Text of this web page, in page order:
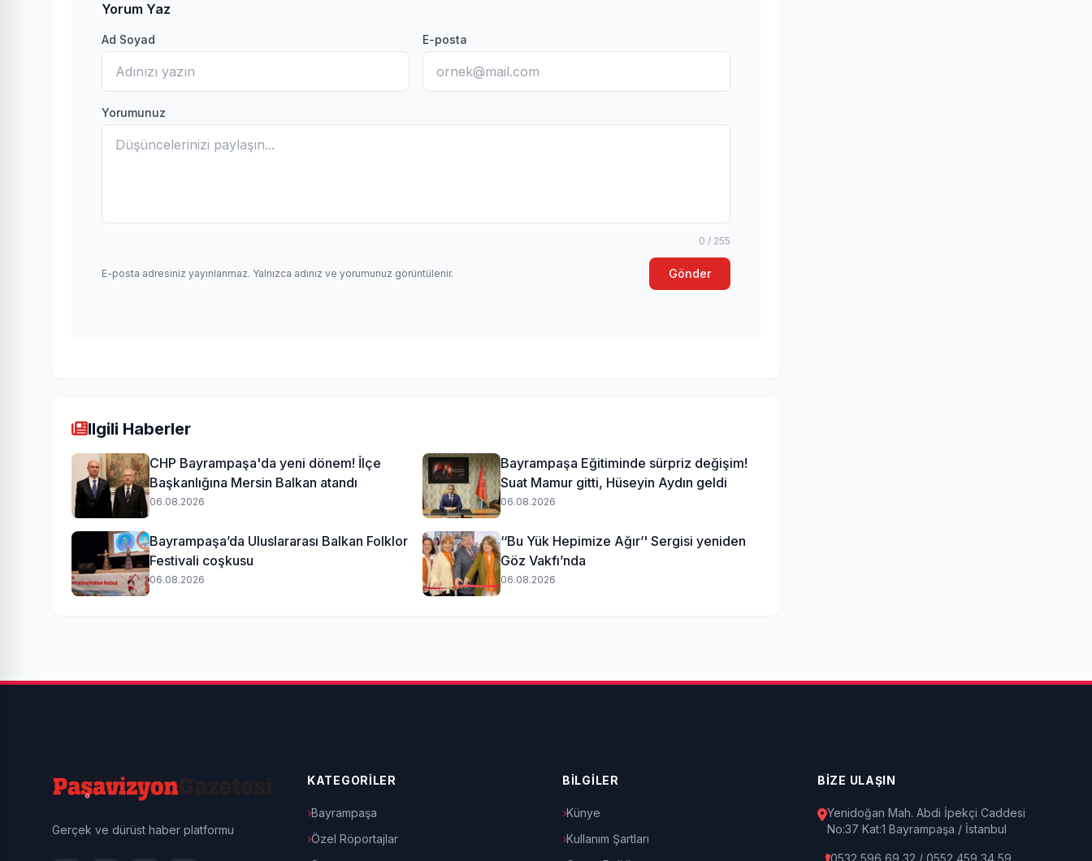
Yorum Yaz
Ad Soyad E-posta
Yorumunuz
0 / 255
E-posta adresiniz yayınlanmaz. Yalnızca adınız ve yorumunuz görüntülenir. Gönder
Ilgili Haberler
CHP Bayrampaşa'da yeni dönem! İlçe
Başkanlığına Mersin Balkan atandı
06.08.2026
Bayrampaşa Eğitiminde sürpriz değişim!
Suat Mamur gitti, Hüseyin Aydın geldi
06.08.2026
Bayrampaşa’da Uluslararası Balkan Folklor
Festivali coşkusu
06.08.2026
‘‘Bu Yük Hepimize Ağır’' Sergisi yeniden
Göz Vakfı’nda
06.08.2026
Gerçek ve dürüst haber platformu
KATEGORİLER
Bayrampaşa
Özel Röportajlar
BİLGİLER
Künye
Kullanım Şartları
BİZE ULAŞIN
Yenidoğan Mah. Abdi İpekçi Caddesi
No:37 Kat:1 Bayrampaşa / İstanbul
0532 596 69 32 / 0552 459 34 59